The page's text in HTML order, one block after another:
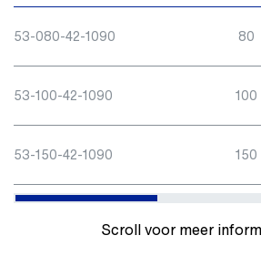
53-080-42-1090 80
53-100-42-1090 100
53-150-42-1090 150
Scroll voor meer